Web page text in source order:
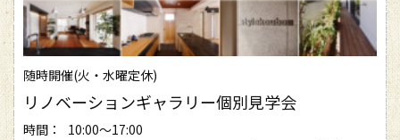
随時開催(火・水曜定休)
リノベーションギャラリー個別見学会
時間：
10:00～17:00